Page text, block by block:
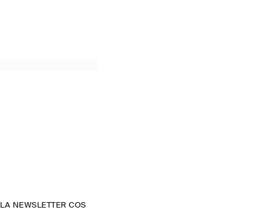
LA NEWSLETTER COS